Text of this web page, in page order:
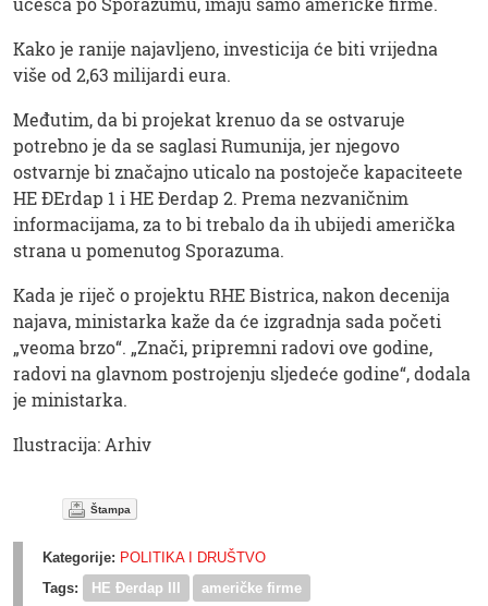
Kako je ranije najavljeno, investicija će biti vrijedna
više od 2,63 milijardi eura.
Međutim, da bi projekat krenuo da se ostvaruje
potrebno je da se saglasi Rumunija, jer njegovo
ostvarnje bi značajno uticalo na postoječe kapaciteete
HE ĐErdap 1 i HE Đerdap 2. Prema nezvaničnim
informacijama, za to bi trebalo da ih ubijedi američka
strana u pomenutog Sporazuma.
Kada je riječ o projektu RHE Bistrica, nakon decenija
najava, ministarka kaže da će izgradnja sada početi
„veoma brzo“. „Znači, pripremni radovi ove godine,
radovi na glavnom postrojenju sljedeće godine“, dodala
je ministarka.
Ilustracija: Arhiv
Štampa
Kategorije: POLITIKA I DRUŠTVO
Tags:
HE Đerdap III
američke firme